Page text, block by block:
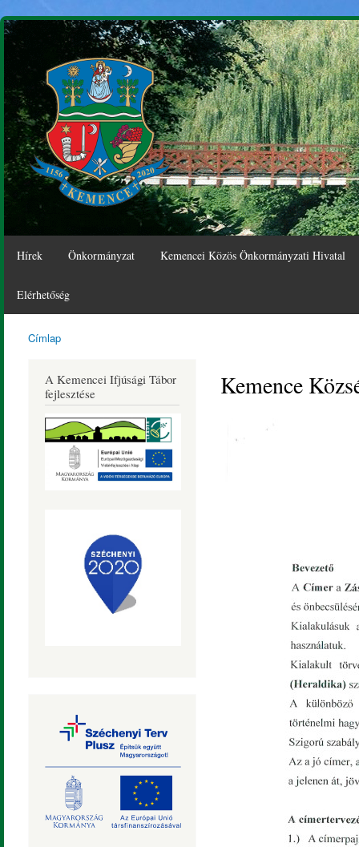
Hírek Önkormányzat Kemencei Közös Önkormányzati Hivatal
Elérhetőség
Kemence
Község
Honlapja
Címlap
A Kemencei Ifjúsági Tábor
fejlesztése
Kemence